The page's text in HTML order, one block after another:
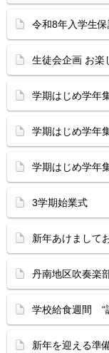
令和8年入学生
生徒会企画 お楽
学期はじめ学年
学期はじめ学年
学期はじめ学年
3学期始業式
新年あけまして
丹南地区吹奏楽
学校給食週間 “
新年を迎える準